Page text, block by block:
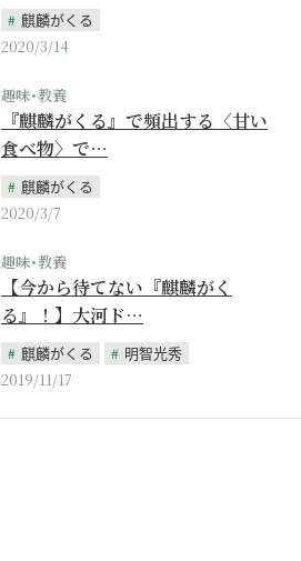
麒麟がくる
2020/3/14
趣味･教養
『麒麟がくる』で頻出する〈甘い
食べ物〉で…
麒麟がくる
2020/3/7
趣味･教養
【今から待てない『麒麟がく
る』！】大河ド…
麒麟がくる
明智光秀
2019/11/17